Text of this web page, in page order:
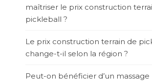
maîtriser le prix construction
pickleball ?
Le prix construction terrain de
change-t-il selon la région ?
Peut-on bénéficier d’un